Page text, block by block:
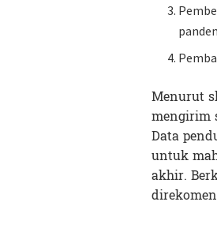
Menurut
mengirim
Data
untuk
akhir.